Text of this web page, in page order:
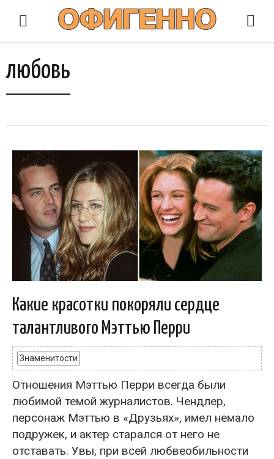
любовь
Какие красотки покоряли сердце
талантливого Мэттью Перри
Знаменитости
Отношения Мэттью Перри всегда были
любимой темой журналистов. Чендлер,
персонаж Мэттью в «Друзьях», имел немало
подружек, и актер старался от него не
отставать. Увы, при всей любвеобильности